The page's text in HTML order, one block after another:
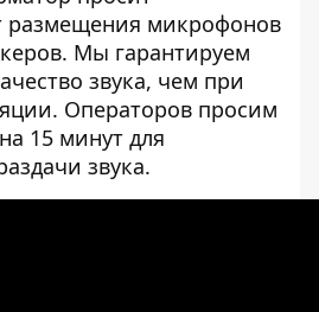
размещения микрофонов
Мы гарантируем
звука, чем при
Операторов просим
15 минут для
звука.